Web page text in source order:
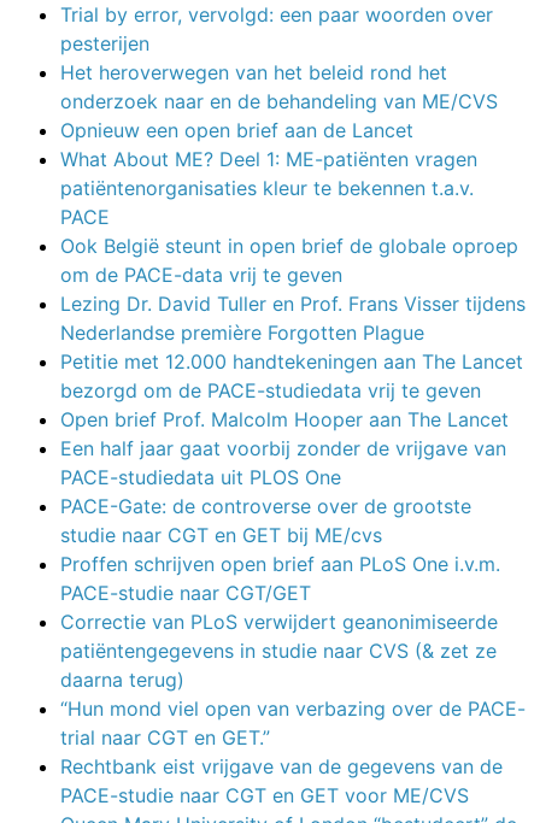
Trial by error, vervolgd: een paar woorden over
pesterijen
Het heroverwegen van het beleid rond het
onderzoek naar en de behandeling van ME/CVS
Opnieuw een open brief aan de Lancet
What About ME? Deel 1: ME-patiënten vragen
patiëntenorganisaties kleur te bekennen t.a.v.
PACE
Ook België steunt in open brief de globale oproep
om de PACE-data vrij te geven
Lezing Dr. David Tuller en Prof. Frans Visser tijdens
Nederlandse première Forgotten Plague
Petitie met 12.000 handtekeningen aan The Lancet
bezorgd om de PACE-studiedata vrij te geven
Open brief Prof. Malcolm Hooper aan The Lancet
Een half jaar gaat voorbij zonder de vrijgave van
PACE-studiedata uit PLOS One
PACE-Gate: de controverse over de grootste
studie naar CGT en GET bij ME/cvs
Proffen schrijven open brief aan PLoS One i.v.m.
PACE-studie naar CGT/GET
Correctie van PLoS verwijdert geanonimiseerde
patiëntengegevens in studie naar CVS (& zet ze
daarna terug)
“Hun mond viel open van verbazing over de PACE-
trial naar CGT en GET.”
Rechtbank eist vrijgave van de gegevens van de
PACE-studie naar CGT en GET voor ME/CVS